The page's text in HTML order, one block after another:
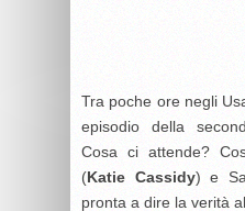
Tra poche ore negli
episodio della
Cosa ci attende?
(Katie Cassidy) e
pronta a dire la verità